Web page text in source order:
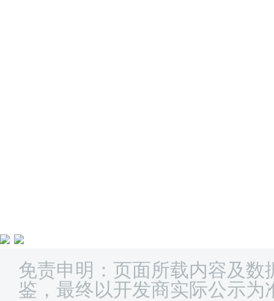
免责申明：页面所载内容及数
鉴，最终以开发商实际公示为